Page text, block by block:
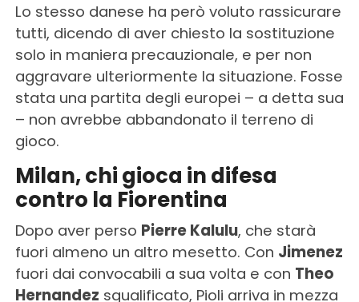
Lo stesso danese ha però voluto rassicurare
tutti, dicendo di aver chiesto la sostituzione
solo in maniera precauzionale, e per non
aggravare ulteriormente la situazione. Fosse
stata una partita degli europei – a detta sua
– non avrebbe abbandonato il terreno di
gioco.
Milan, chi gioca in difesa
contro la Fiorentina
Dopo aver perso Pierre Kalulu, che starà
fuori almeno un altro mesetto. Con Jimenez
fuori dai convocabili a sua volta e con Theo
Hernandez squalificato, Pioli arriva in mezza